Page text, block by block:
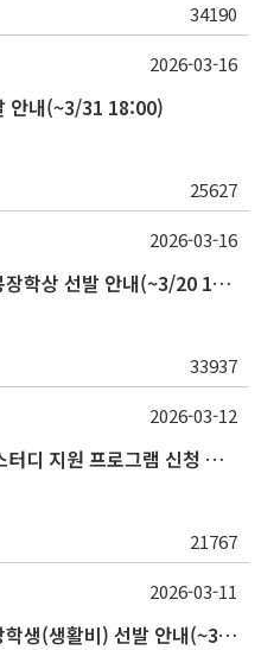
34190
안내(~3/31 18:00)
25627
2026-03-16
2026년 동아시아 연구논문 학봉장학상 선발 안내(~3/20 10:00)
33937
2026-03-16
인문학 원전 강독 및 자유주제 스터디 지원 프로그램 신청 안내
21767
2026-03-12
2026학년도 유한재단 대학생 장학생(생활비) 선발 안내(~3/16 10:00)
2026-03-11